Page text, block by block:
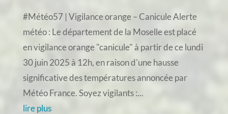
#Météo57 | Vigilance orange – Canicule Alerte
météo : Le département de la Moselle est placé
en vigilance orange "canicule" à partir de ce lundi
30 juin 2025 à 12h, en raison d'une hausse
significative des températures annoncée par
Météo France. Soyez vigilants :...
lire plus